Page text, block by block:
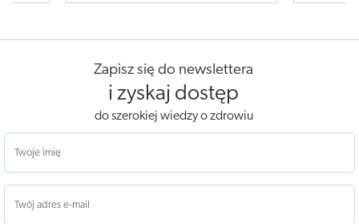
Zapisz się do newslettera
i zyskaj dostęp
do szerokiej wiedzy o zdrowiu